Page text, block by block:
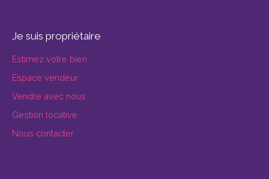
Je suis propriétaire
Estimez votre bien
Espace vendeur
Vendre avec nous
Gestion locative
Nous contacter